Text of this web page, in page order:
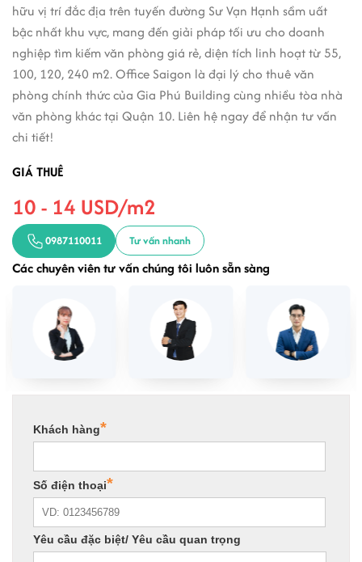
hữu vị trí đắc địa trên tuyến đường Sư Vạn Hạnh sầm uất
bậc nhất khu vực, mang đến giải pháp tối ưu cho doanh
nghiệp tìm kiếm văn phòng giá rẻ, diện tích linh hoạt từ 55,
100, 120, 240 m2. Office Saigon là đại lý cho thuê văn
phòng chính thức của Gia Phú Building cùng nhiều tòa nhà
văn phòng khác tại Quận 10. Liên hệ ngay để nhận tư vấn
chi tiết!
GIÁ THUÊ
10 - 14 USD/m2
0987110011 Tư vấn nhanh
Các chuyên viên tư vấn chúng tôi luôn sẵn sàng